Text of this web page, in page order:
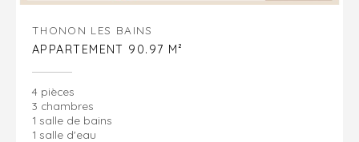
THONON LES BAINS
APPARTEMENT 90.97 M²
4 pièces
3 chambres
1 salle de bains
1 salle d'eau